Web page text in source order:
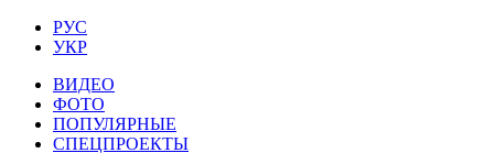
РУС
УКР
ВИДЕО
ФОТО
ПОПУЛЯРНЫЕ
СПЕЦПРОЕКТЫ